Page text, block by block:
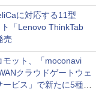
設計とマインドセット変
に対応する11型
「Lenovo ThinkTab
売
モット、「moconavi
クラウドゲートウェ
ービス」で新たに5種類